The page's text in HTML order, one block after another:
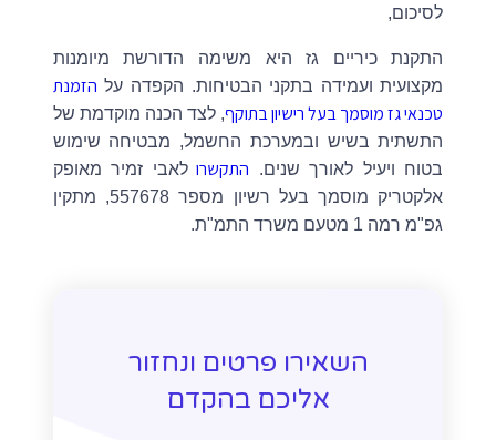
לסיכום,
התקנת כיריים גז היא משימה הדורשת מיומנות
מקצועית ועמידה בתקני הבטיחות. הקפדה על הזמנת
טכנאי גז מוסמך בעל רישיון בתוקף, לצד הכנה מוקדמת של
התשתית בשיש ובמערכת החשמל, מבטיחה שימוש
בטוח ויעיל לאורך שנים. התקשרולאבי זמיר מאופק
אלקטריק מוסמך בעל רשיון מספר 557678, מתקין
גפ"מ רמה 1 מטעם משרד התמ"ת.
השאירו פרטים ונחזור
אליכם בהקדם